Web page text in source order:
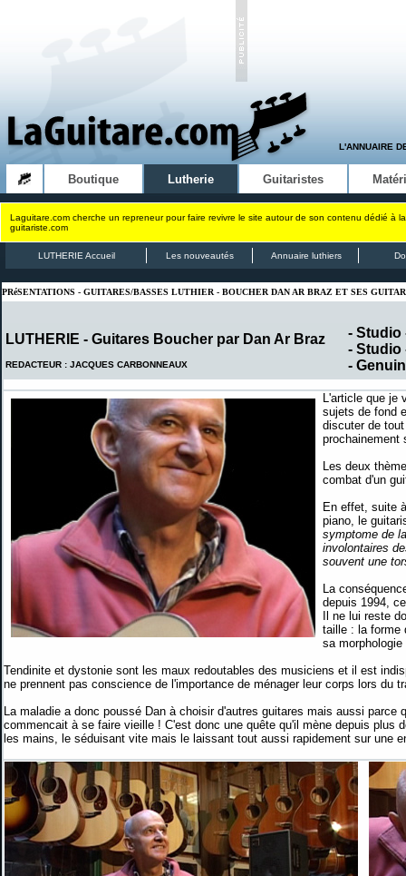
L'ANNUAIRE
Boutique Lutherie Guitaristes
Laguitare.com cherche un repreneur pour faire revivre le site autour de son contenu dédié à
guitariste.com
LUTHERIE Accueil Les nouveautés Annuaire luthiers
PRéSENTATIONS - GUITARES/BASSES LUTHIER - BOUCHER DAN AR BRAZ ET SES
LUTHERIE - Guitares Boucher par Dan Ar Braz
- Studio
- Studio
-
REDACTEUR : JACQUES CARBONNEAUX
L'article que je
sujets de fond
discuter de
prochainement
Les deux
combat d'un
En effet, suite
piano, le
symptome de
involontaires
souvent une
La
depuis 1994,
Il ne lui reste
taille : la forme
sa
Tendinite et dystonie sont les maux redoutables des musiciens et il est
ne prennent pas conscience de l'importance de ménager leur corps lors du
La maladie a donc poussé Dan à choisir d'autres guitares mais aussi parce
commencait à se faire vieille ! C'est donc une quête qu'il mène depuis plus
les mains, le séduisant vite mais le laissant tout aussi rapidement sur une